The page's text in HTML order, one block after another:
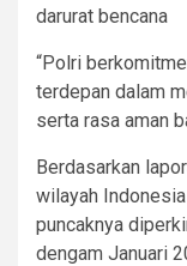
darurat bencana
“Polri
terdepan dalam
serta rasa aman
Berdasarkan
wilayah
puncaknya
dengam Januari